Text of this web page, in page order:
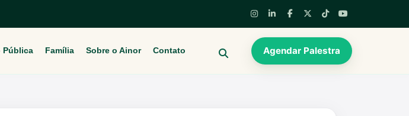
Pública Família Sobre o Ainor Contato Agendar Palestra